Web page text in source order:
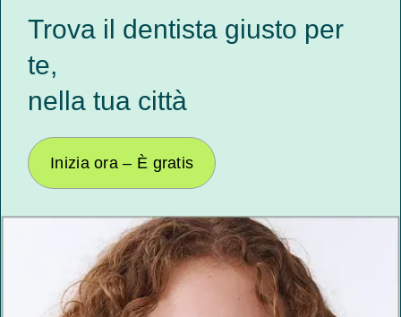
Trova il dentista giusto per
te,
nella tua città
Inizia ora – È gratis